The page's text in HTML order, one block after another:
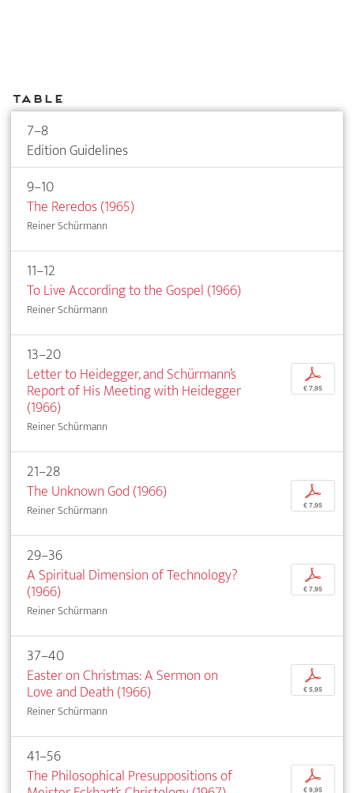
Table
7–8
Edition Guidelines
9–10
The Reredos (1965)
Reiner Schürmann
11–12
To Live According to the Gospel (1966)
Reiner Schürmann
13–20
Letter to Heidegger, and Schürmann’s
Report of His Meeting with Heidegger
(1966)
Reiner Schürmann
p
€ 7,95
21–28
The Unknown God (1966)
Reiner Schürmann
p
€ 7,95
29–36
A Spiritual Dimension of Technology?
(1966)
Reiner Schürmann
p
€ 7,95
37–40
Easter on Christmas: A Sermon on
Love and Death (1966)
Reiner Schürmann
p
€ 5,95
41–56
The Philosophical Presuppositions of
p
€ 9,95